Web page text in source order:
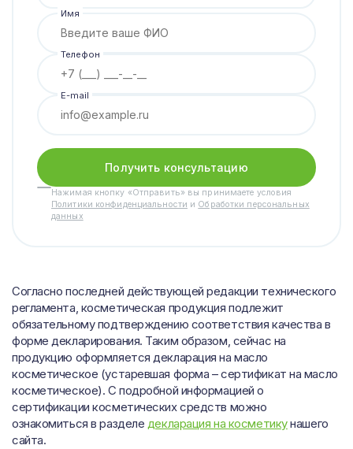
Имя
Телефон
E-mail
Нажимая кнопку «Отправить» вы принимаете условия
Политики конфиденциальности и Обработки персональных
данных
Получить консультацию
Согласно последней действующей редакции технического
регламента, косметическая продукция подлежит
обязательному подтверждению соответствия качества в
форме декларирования. Таким образом, сейчас на
продукцию оформляется декларация на масло
косметическое (устаревшая форма – сертификат на масло
косметическое). С подробной информацией о
сертификации косметических средств можно
ознакомиться в разделе декларация на косметикунашего
сайта.